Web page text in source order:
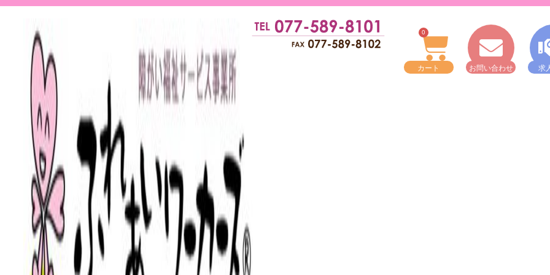
0
カート お問い合わせ 求